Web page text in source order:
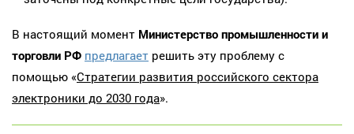
В настоящий момент Министерство промышленности и
торговли РФ предлагает решить эту проблему с
помощью «Стратегии развития российского сектора
электроники до 2030 года».